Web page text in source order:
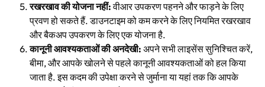
रखरखाव की योजना नहीं:वीआर उपकरण पहनने और फाड़ने के लिए
प्रवण हो सकते हैं. डाउनटाइम को कम करने के लिए नियमित रखरखाव
और बैकअप उपकरण के लिए एक योजना है.
कानूनी आवश्यकताओं की अनदेखी: अपने सभी लाइसेंस सुनिश्चित करें,
बीमा, और आपके खोलने से पहले कानूनी आवश्यकताओं को हल किया
जाता है. इस कदम की उपेक्षा करने से जुर्माना या यहां तक ​​कि आपके